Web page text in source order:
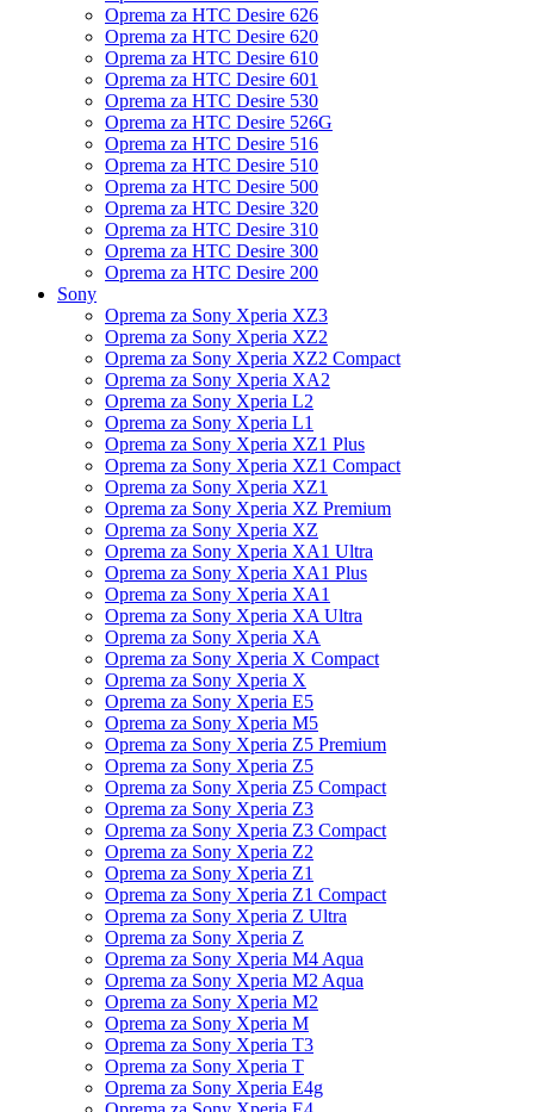
Oprema za HTC Desire 626
Oprema za HTC Desire 620
Oprema za HTC Desire 610
Oprema za HTC Desire 601
Oprema za HTC Desire 530
Oprema za HTC Desire 526G
Oprema za HTC Desire 516
Oprema za HTC Desire 510
Oprema za HTC Desire 500
Oprema za HTC Desire 320
Oprema za HTC Desire 310
Oprema za HTC Desire 300
Oprema za HTC Desire 200
Sony
Oprema za Sony Xperia XZ3
Oprema za Sony Xperia XZ2
Oprema za Sony Xperia XZ2 Compact
Oprema za Sony Xperia XA2
Oprema za Sony Xperia L2
Oprema za Sony Xperia L1
Oprema za Sony Xperia XZ1 Plus
Oprema za Sony Xperia XZ1 Compact
Oprema za Sony Xperia XZ1
Oprema za Sony Xperia XZ Premium
Oprema za Sony Xperia XZ
Oprema za Sony Xperia XA1 Ultra
Oprema za Sony Xperia XA1 Plus
Oprema za Sony Xperia XA1
Oprema za Sony Xperia XA Ultra
Oprema za Sony Xperia XA
Oprema za Sony Xperia X Compact
Oprema za Sony Xperia X
Oprema za Sony Xperia E5
Oprema za Sony Xperia M5
Oprema za Sony Xperia Z5 Premium
Oprema za Sony Xperia Z5
Oprema za Sony Xperia Z5 Compact
Oprema za Sony Xperia Z3
Oprema za Sony Xperia Z3 Compact
Oprema za Sony Xperia Z2
Oprema za Sony Xperia Z1
Oprema za Sony Xperia Z1 Compact
Oprema za Sony Xperia Z Ultra
Oprema za Sony Xperia Z
Oprema za Sony Xperia M4 Aqua
Oprema za Sony Xperia M2 Aqua
Oprema za Sony Xperia M2
Oprema za Sony Xperia M
Oprema za Sony Xperia T3
Oprema za Sony Xperia T
Oprema za Sony Xperia E4g